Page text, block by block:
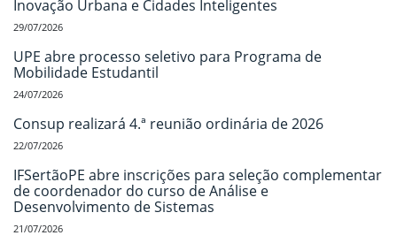
Inovação Urbana e Cidades Inteligentes
29/07/2026
UPE abre processo seletivo para Programa de
Mobilidade Estudantil
24/07/2026
Consup realizará 4.ª reunião ordinária de 2026
22/07/2026
IFSertãoPE abre inscrições para seleção complementar
de coordenador do curso de Análise e
Desenvolvimento de Sistemas
21/07/2026